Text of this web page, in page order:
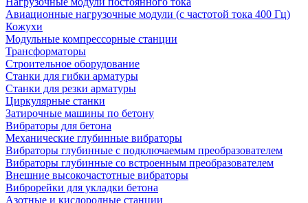
Авиационные нагрузочные модули (с частотой тока 400 Гц)
Кожухи
Модульные компрессорные станции
Трансформаторы
Строительное оборудование
Станки для гибки арматуры
Станки для резки арматуры
Циркулярные станки
Затирочные машины по бетону
Вибраторы для бетона
Механические глубинные вибраторы
Вибраторы глубинные с подключаемым преобразователем
Вибраторы глубинные со встроенным преобразователем
Внешние высокочастотные вибраторы
Виброрейки для укладки бетона
Азотные и кислородные станции